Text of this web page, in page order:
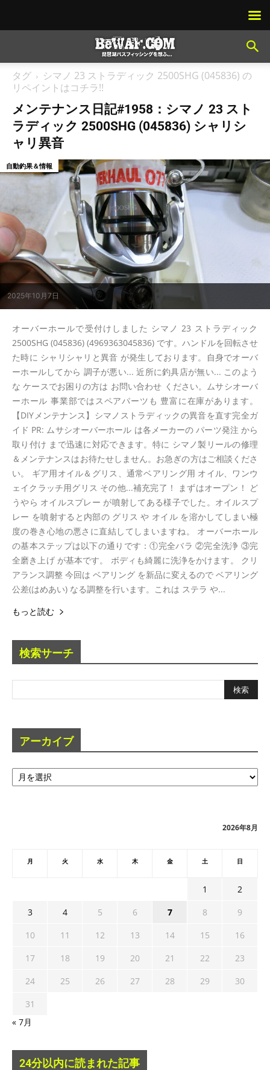
タグ
シマノ 23 ストラディック 2500SHG (045836) の
リペイントはコチラ!!
メンテナンス日記#1958：シマノ 23 スト
ラディック 2500SHG (045836) シャリシ
ャリ異音
2025年10月7日
自動釣果＆情報
オーバーホールで受付けしました シマノ 23 ストラディック
2500SHG (045836) (4969363045836) です。ハンドルを回転させ
た時に シャリシャリと異音 が発生しております。自身でオーバ
ーホールしてから 調子が悪い... 近所に釣具店が無い... このよう
な ケースでお困りの方は お問い合わせ ください。ムサシオーバ
ーホール 事業部ではスペアパーツも 豊富に在庫があります。
【DIYメンテナンス】シマノストラディックの異音を直す完全ガ
イド PR: ムサシオーバーホール は各メーカーの パーツ発注 から
取り付け まで迅速に対応できます。特に シマノ製リールの修理
＆メンテナンスはお待たせしません。お急ぎの方はご相談くださ
い。 ギア用オイル＆グリス、通常ベアリング用 オイル、ワンウ
ェイクラッチ用グリス その他...補充完了！ まずはオープン！ ど
うやら オイルスプレー が噴射してある様子でした。オイルスプ
レー を噴射すると内部の グリス や オイル を溶かしてしまい極
度の巻き心地の悪さに直結してしまいますね。 オーバーホール
の基本ステップは以下の通りです：①完全バラ ②完全洗浄 ③完
全磨き上げ が基本です。 ボディも綺麗に洗浄をかけます。 クリ
アランス調整 今回は ベアリング を新品に変えるので ベアリング
公差(はめあい) なる調整を行います。これは ステラ や...
もっと読む
検索サーチ
アーカイブ
ア
ー
2026年8月
月 火 水 木 金 土 日
1
2
3
4 5 6 7 8
9
10
11 12 13 14 15
16
17
18 19 20 21 22
23
24
25 26 27 28 29
30
31
« 7月
24分以内に読まれた記事